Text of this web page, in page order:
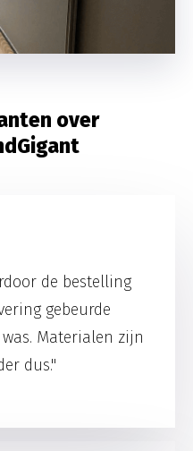
over
de bestelling
gebeurde
Materialen zijn
dus."